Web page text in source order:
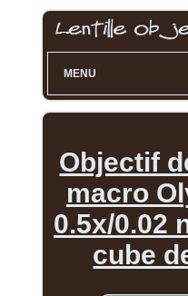
MENU
Objectif
macro
0.5x/0.02
cube